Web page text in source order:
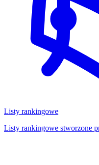
Listy rankingowe
Listy rankingowe stworzone